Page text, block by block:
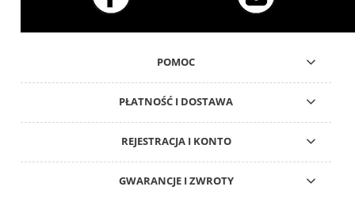
POMOC
PŁATNOŚĆ I DOSTAWA
REJESTRACJA I KONTO
GWARANCJE I ZWROTY